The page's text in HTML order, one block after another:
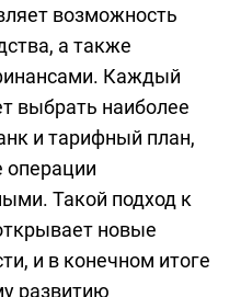
возможность
а также
Каждый
выбрать наиболее
и тарифный план,
операции
Такой подход к
новые
и в конечном итоге
развитию